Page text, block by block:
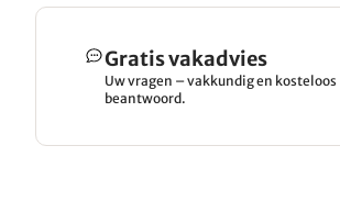
Gratis vakadvies
Uw vragen – vakkundig en kosteloos
beantwoord.